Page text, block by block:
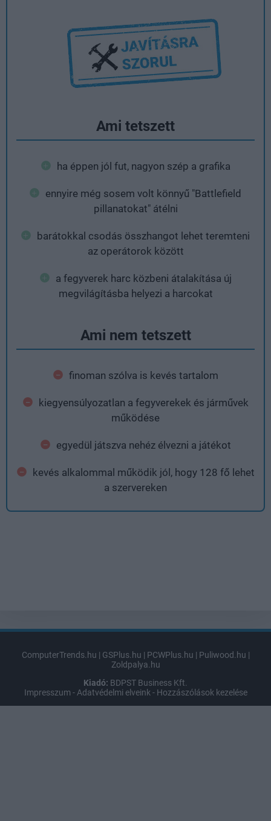
Ami tetszett
ha éppen jól fut, nagyon szép a grafika
ennyire még sosem volt könnyű "Battlefield
pillanatokat" átélni
barátokkal csodás összhangot lehet teremteni
az operátorok között
a fegyverek harc közbeni átalakítása új
megvilágításba helyezi a harcokat
Ami nem tetszett
finoman szólva is kevés tartalom
kiegyensúlyozatlan a fegyverekek és járművek
működése
egyedül játszva nehéz élvezni a játékot
kevés alkalommal működik jól, hogy 128 fő lehet
a szervereken
ComputerTrends.hu | GSPlus.hu | PCWPlus.hu | Puliwood.hu |
Zoldpalya.hu
Kiadó: BDPST Business Kft.
Impresszum - Adatvédelmi elveink - Hozzászólások kezelése